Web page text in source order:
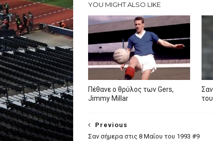
YOU MIGHT ALSO LIKE
Πέθανε ο θρύλος των Gers,
Jimmy Millar
Previous
Σαν σήμερα στις 8 Μαΐου του 1993 #9